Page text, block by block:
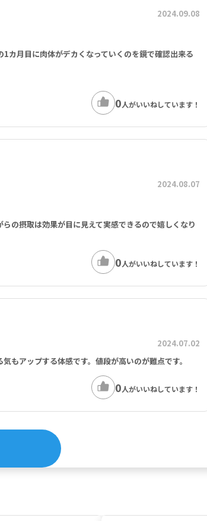
40mg) 100mg, Pumpkin Extract (Seed)
Stearate, Silicon Dioxide, FD&C Blue No.1,
、亜鉛（クエン酸亜鉛） 14mg
エキス（根） 300mg
根）、ロディオラエキス（根）
む） 100mg、カボチャエキス（種子）（ペポカボチャ
2024.09.08
カ月目に肉体がデカくなっていくのを鏡で確認出来る
0人がいいねしています！
2024.08.07
の摂取は効果が目に見えて実感できるので嬉しくなり
0人がいいねしています！
2024.07.02
もアップする体感です。値段が高いのが難点です。
0人がいいねしています！